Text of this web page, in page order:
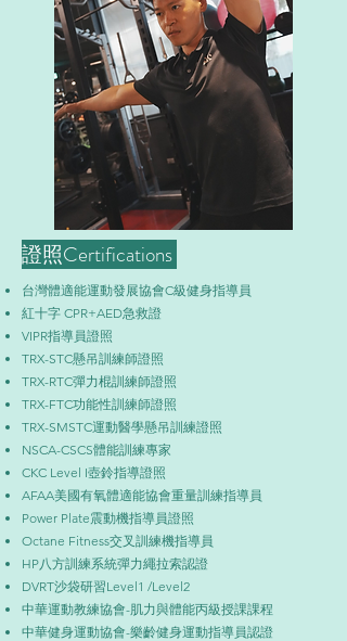
​證照Certifications
台灣體適能運動發展協會C級健身指導員
​紅十字 CPR+AED急救證
VIPR指導員證照
TRX-STC懸吊訓練師證照
TRX-RTC彈力棍訓練師證照
TRX-FTC功能性訓練師證照
TRX-SMSTC運動醫學懸吊訓練證照
NSCA-CSCS體能訓練專家
CKC Level I壺鈴指導證照
AFAA美國有氧體適能協會重量訓練指導員
Power Plate震動機指導員證照
Octane Fitness交叉訓練機指導員
HP八方訓練系統彈力繩拉索認證
DVRT沙袋研習Level1 /Level2
中華運動教練協會-肌力與體能丙級授課課程
中華健身運動協會-樂齡健身運動指導員認證